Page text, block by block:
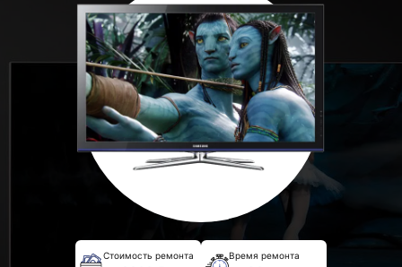
Стоимость ремонта Время ремонта